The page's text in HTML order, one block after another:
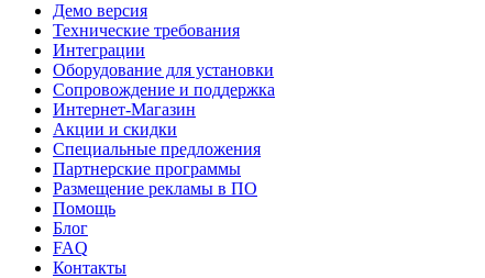
Демо версия
Технические требования
Интеграции
Оборудование для установки
Сопровождение и поддержка
Интернет-Магазин
Акции и скидки
Специальные предложения
Партнерские программы
Размещение рекламы в ПО
Помощь
Блог
FAQ
Контакты